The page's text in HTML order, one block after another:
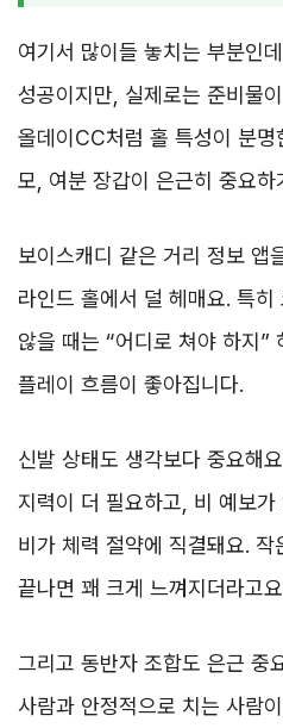
여기서 많이들 놓치는 부분인
성공이지만, 실제로는 준비물
올데이CC처럼 홀 특성이 분명
모, 여분 장갑이 은근히 중요하
보이스캐디 같은 거리 정보 앱
라인드 홀에서 덜 헤매요. 특히
않을 때는 “어디로 쳐야 하지”
플레이 흐름이 좋아집니다.
신발 상태도 생각보다 중요해
지력이 더 필요하고, 비 예보
비가 체력 절약에 직결돼요.
끝나면 꽤 크게 느껴지더라고
그리고 동반자 조합도 은근 중
사람과 안정적으로 치는 사람